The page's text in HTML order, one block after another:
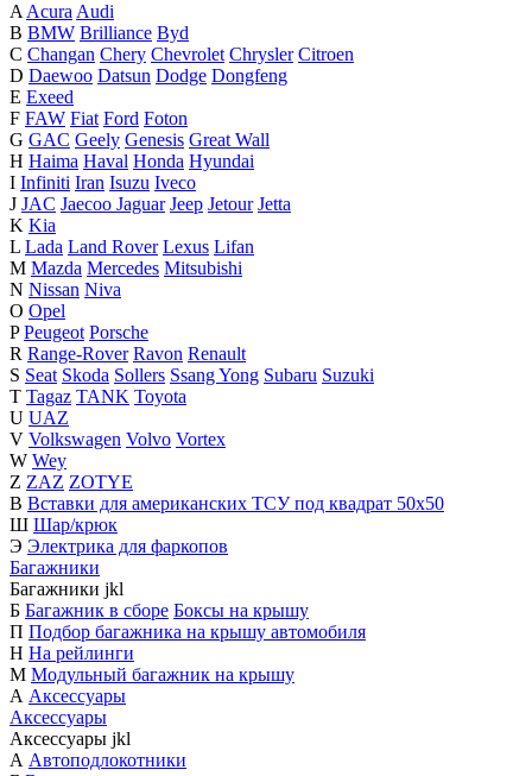
A Acura Audi
B BMW Brilliance Byd
C Changan Chery Chevrolet Chrysler Citroen
D Daewoo Datsun Dodge Dongfeng
E Exeed
F FAW Fiat Ford Foton
G GAC Geely Genesis Great Wall
H Haima Haval Honda Hyundai
I Infiniti Iran Isuzu Iveco
J JAC Jaecoo Jaguar Jeep Jetour Jetta
K Kia
L Lada Land Rover Lexus Lifan
M Mazda Mercedes Mitsubishi
N Nissan Niva
O Opel
P Peugeot Porsche
R Range-Rover Ravon Renault
S Seat Skoda Sollers Ssang Yong Subaru Suzuki
T Tagaz TANK Toyota
U UAZ
V Volkswagen Volvo Vortex
W Wey
Z ZAZ ZOTYE
В Вставки для американских ТСУ под квадрат 50х50
Ш Шар/крюк
Э Электрика для фаркопов
Багажники
Багажники jkl
Б Багажник в сборе Боксы на крышу
П Подбор багажника на крышу автомобиля
Н На рейлинги
М Модульный багажник на крышу
А Аксессуары
Аксессуары
Аксессуары jkl
А Автоподлокотники